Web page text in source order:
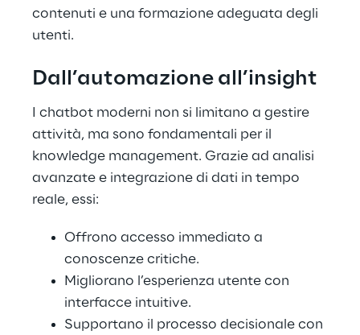
contenuti e una formazione adeguata degli
utenti.
Dall’automazione all’insight
I chatbot moderni non si limitano a gestire
attività, ma sono fondamentali per il
knowledge management. Grazie ad analisi
avanzate e integrazione di dati in tempo
reale, essi:
Offrono accesso immediato a
conoscenze critiche.
Migliorano l’esperienza utente con
interfacce intuitive.
Supportano il processo decisionale con